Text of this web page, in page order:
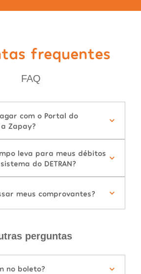
frequentes
FAQ
com o Portal do
Zapay?
leva para meus débitos
do DETRAN?
meus comprovantes?
perguntas
no boleto?